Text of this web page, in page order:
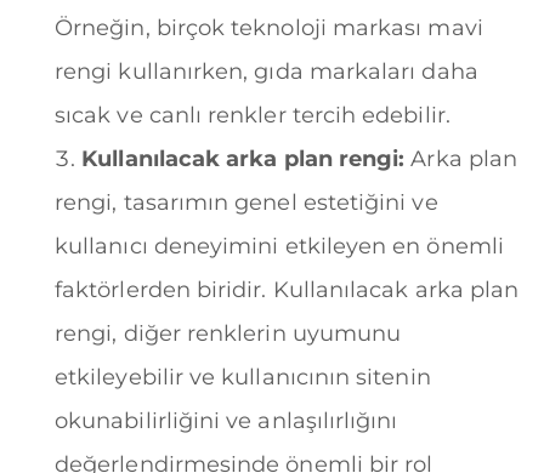
Örneğin, birçok teknoloji markası mavi
rengi kullanırken, gıda markaları daha
sıcak ve canlı renkler tercih edebilir.
Kullanılacak arka plan rengi: Arka plan
rengi, tasarımın genel estetiğini ve
kullanıcı deneyimini etkileyen en önemli
faktörlerden biridir. Kullanılacak arka plan
rengi, diğer renklerin uyumunu
etkileyebilir ve kullanıcının sitenin
okunabilirliğini ve anlaşılırlığını
değerlendirmesinde önemli bir rol